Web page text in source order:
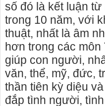
số đó là kết luận
trong 10 năm, với
thuật, nhất là âm
hơn trong các
giúp con người,
văn, thể, mỹ, đức,
thần tiên kỳ diệu
đắp tình người,
nhà nguyên căn Phú Yên,
nguyên căn tại Phú Yên
hiên đang cho thuê nhà
- Phú Yên.